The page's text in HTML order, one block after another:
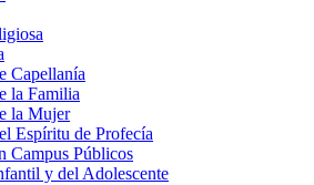
Capellanía
la Familia
la Mujer
Espíritu de Profecía
Campus Públicos
y del Adolescente